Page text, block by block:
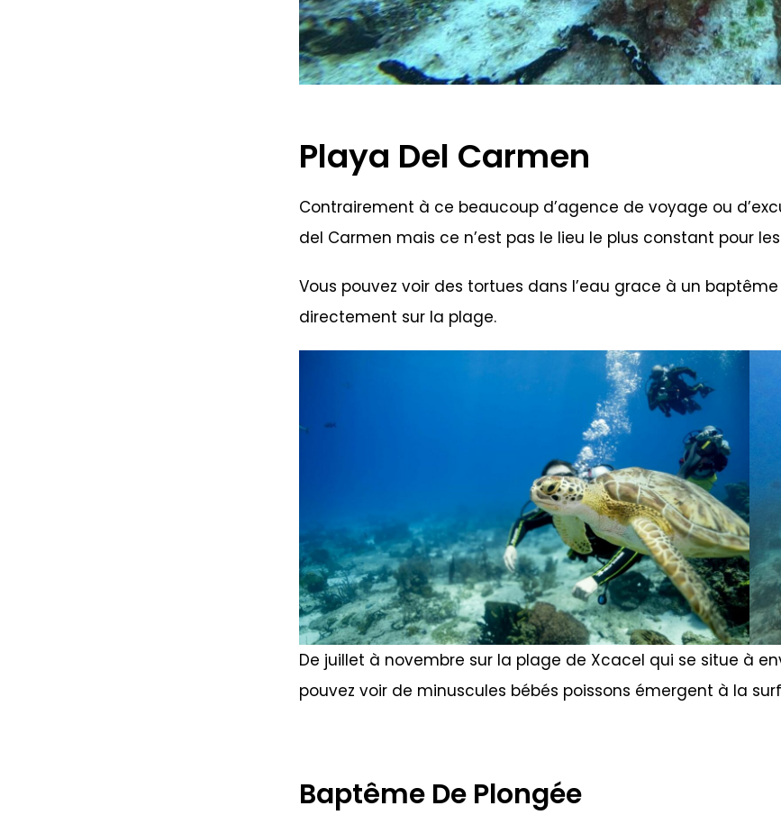
Playa Del Carmen
Contrairement à ce beaucoup d’agence de voyage ou
del Carmen mais ce n’est pas le lieu le plus constant pour
Vous pouvez voir des tortues dans l’eau grace à un
directement sur la plage.
De juillet à novembre sur la plage de Xcacel qui se situe à
pouvez voir de minuscules bébés poissons émergent à la
Baptême De Plongée